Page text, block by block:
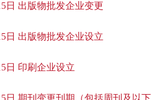
日 出版物批发企业变更
日 出版物批发企业设立
日 印刷企业设立
日 期刊变更刊期（包括周刊及以